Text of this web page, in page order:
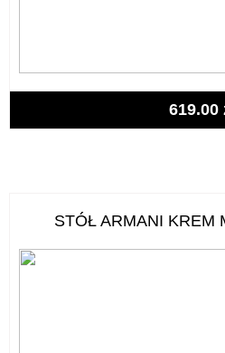
619.00
STÓŁ ARMANI KREM